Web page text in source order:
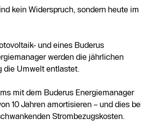
kein Widerspruch, sondern heute im
und eines Buderus
werden die jährlichen
die Umwelt entlastet.
mit dem Buderus Energiemanager
10 Jahren amortisieren – und dies
Strombezugskosten.